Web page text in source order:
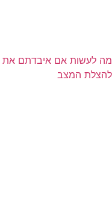
מה לעשות אם איבדתם את
להצלת המצב